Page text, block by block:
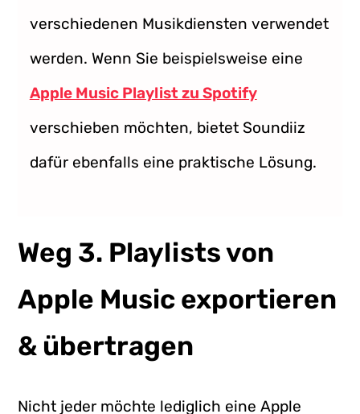
verschiedenen Musikdiensten verwendet
werden. Wenn Sie beispielsweise eine
Apple Music Playlist zu Spotify
verschieben möchten, bietet Soundiiz
dafür ebenfalls eine praktische Lösung.
Weg 3. Playlists von
Apple Music exportieren
& übertragen
Nicht jeder möchte lediglich eine Apple